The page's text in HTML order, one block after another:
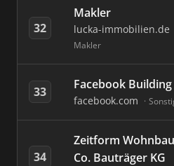
32
Makler
lucka-immobilien.de
Makler
33 Facebook Building
facebook.com
34
Zeitform
Co. Bauträger KG